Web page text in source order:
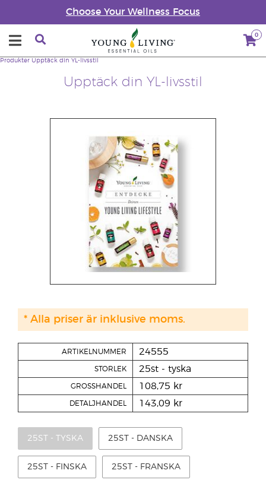
Choose Your Wellness Focus
0
Upptäck din YL-livsstil
Produkter Upptäck din YL-livsstil
ARTIKELNUMMER 24555
STORLEK 25st - tyska
GROSSHANDEL 108,75 kr
DETALJHANDEL 143,09 kr
25ST - TYSKA 25ST - DANSKA
25ST - FINSKA 25ST - FRANSKA
* Alla priser är inklusive moms.